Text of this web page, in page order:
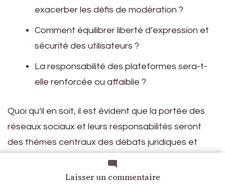
Laisser un commentairesur
exacerber les défis de modération ?
Comment équilibrer liberté d’expression et
sécurité des utilisateurs ?
La responsabilité des plateformes sera-t-
elle renforcée ou affaiblie ?
Quoi qu’il en soit, il est évident que la portée des
réseaux sociaux et leurs responsabilités seront
des thèmes centraux des débats juridiques et
éthiques dans le futur. L’émergence de nouvelles
technologies nécessitera une adaptation des lois